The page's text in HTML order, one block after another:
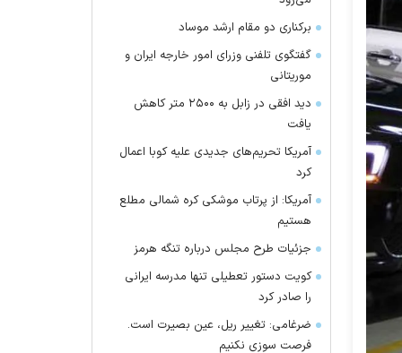
برکناری دو مقام ارشد موساد
گفتگوی تلفنی وزرای امور خارجه ایران و
موریتانی
دید افقی در زابل به ۲۵۰۰ متر کاهش
یافت
آمریکا تحریم‌های جدیدی علیه کوبا اعمال
کرد
آمریکا: از پرتاب موشکی کره شمالی مطلع
هستیم
جزئیات طرح مجلس درباره تنگه هرمز
کویت دستور تعطیلی تنها مدرسه ایرانی
را صادر کرد
ضرغامی: تغییر ریل، عین بصیرت است.
فرصت سوزی نکنیم